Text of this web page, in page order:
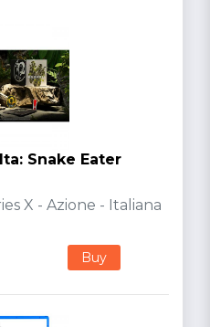
Snake Eater
X - Azione - Italiana
Buy